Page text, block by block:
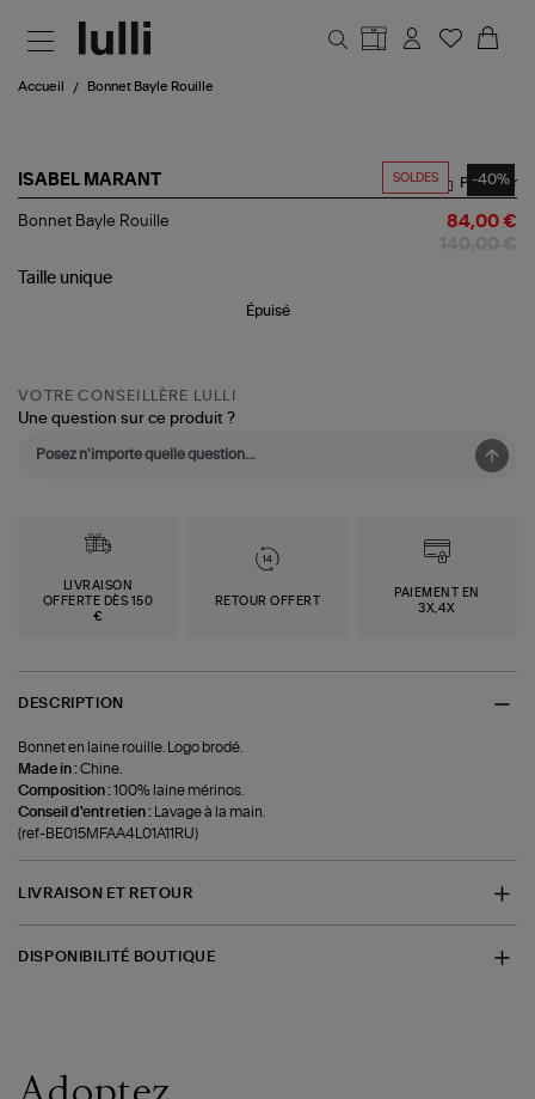
Accueil Bonnet Bayle Rouille
SOLDES -40%
ISABEL MARANT
Bonnet
Partager
Bonnet Bayle Rouille 84,00 €
Taille unique
Épuisé
VOTRE CONSEILLÈRE LULLI
Une question sur ce produit ?
LIVRAISON
OFFERTE DÈS 150
€
RETOUR OFFERT
PAIEMENT EN
3X,4X
DESCRIPTION
Bonnet en laine rouille. Logo brodé.
Made in :Chine.
Composition :100% laine mérinos.
Conseil d'entretien :
Lavage à la main.
(ref-BE015MFAA4L01A11RU)
LIVRAISON ET RETOUR
DISPONIBILITÉ BOUTIQUE